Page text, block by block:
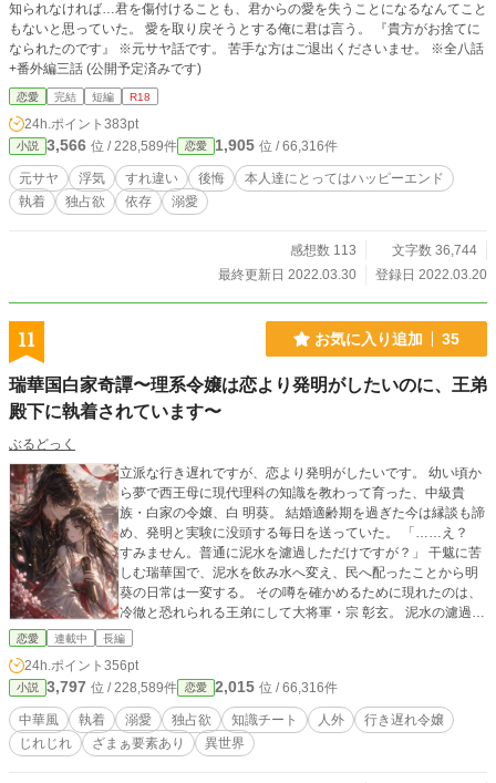
知られなければ…君を傷付けることも、君からの愛を失うことになるなんてこと
もないと思っていた。 愛を取り戻そうとする俺に君は言う。 『貴方がお捨てに
なられたのです』 ※元サヤ話です。 苦手な方はご退出くださいませ。 ※全八話
+番外編三話 (公開予定済みです)
恋愛 完結 短編 R18
24h.ポイント 383pt
小説 3,566 位 / 228,589件 恋愛 1,905 位 / 66,316件
元サヤ 浮気 すれ違い 後悔
本人達にとってはハッピーエンド
執着
独占欲 依存 溺愛
感想数 113
文字数 36,744
最終更新日 2022.03.30
登録日 2022.03.20
11 お気に入り追加 35
瑞華国白家奇譚〜理系令嬢は恋より発明がしたいのに、王弟
殿下に執着されています〜
ぶるどっく
立派な行き遅れですが、恋より発明がしたいです。 幼い頃か
ら夢で西王母に現代理科の知識を教わって育った、中級貴
族・白家の令嬢、白 明葵。 結婚適齢期を過ぎた今は縁談も諦
め、発明と実験に没頭する毎日を送っていた。 「……え？
すみません。普通に泥水を濾過しただけですが？」 干魃に苦
しむ瑞華国で、泥水を飲み水へ変え、民へ配ったことから明
葵の日常は一変する。 その噂を確かめるために現れたのは、
冷徹と恐れられる王弟にして大将軍・宗 彰玄。 泥水の濾過を
皮切りに、飢饉、疫病、教育改革――。 夢で授かった知識を
びに彰玄の執着は深まっていき――。 「お前を誰にも渡さな
い。神仙だろうと、な」 これは、知恵で国を救いたい理系令
嬢と、彼女を愛しすぎた王弟殿下が紡ぐ、中華風溺愛ファン
タジー。 【知識チート×国づくり×激重ヒーロー】 ※別サイト
にも掲載しています。
恋愛 連載中 長編
24h.ポイント 356pt
小説 3,797 位 / 228,589件 恋愛 2,015 位 / 66,316件
中華風 執着 溺愛 独占欲 知識チート 人外
行き遅れ令嬢
じれじれ
ざまぁ要素あり 異世界